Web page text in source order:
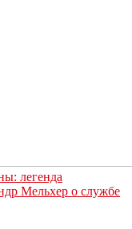
легенда
Мельхер о службе